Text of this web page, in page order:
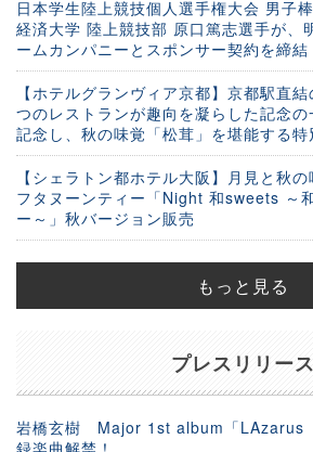
日本学生陸上競技個人選手権大会 男子
経済大学 陸上競技部 原口篤志選手が、
ームカンパニーとスポンサー契約を締結
【ホテルグランヴィア京都】京都駅直
つのレストランが趣向を凝らした記念
記念し、秋の味覚「松茸」を堪能する
【シェラトン都ホテル大阪】月見と秋
フタヌーンティー「Night 和sweets ～
ー～」秋バージョン販売
もっと見る
プレスリリース
岩橋玄樹 Major 1st album「LAzarus
録楽曲解禁！